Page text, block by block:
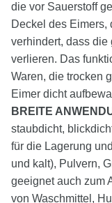
die vor Sauerstoff
Deckel des Eimers,
verhindert, dass die
verlieren. Das
Waren, die trocken
Eimer dicht
BREITE
staubdicht,
für die Lagerung
und kalt), Pulvern,
geeignet auch zum
von Waschmittel,